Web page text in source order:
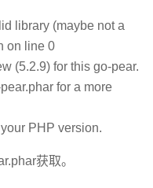
library (maybe not a
on line 0
(5.2.9) for this go-pear.
for a more
PHP version.
获取。